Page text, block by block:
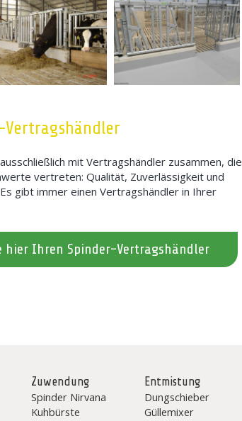
mit Vertragshändler zusammen, die
vertreten: Qualität, Zuverlässigkeit und
gibt immer einen Vertragshändler in Ihrer
hier Ihren Spinder-Vertragshändler
Zuwendung
Spinder Nirvana
Kuhbürste
Entmistung
Dungschieber
Güllemixer